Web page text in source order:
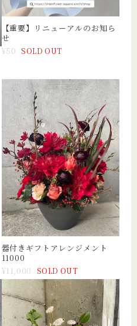
【重要】リニューアルのお知ら
せ
¥50
SOLD OUT
器付きギフトアレンジメント
11000
¥11,000
SOLD OUT